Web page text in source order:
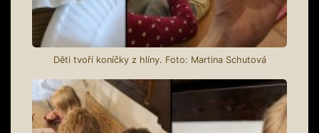
Děti tvoří koníčky z hlíny. Foto: Martina Schutová